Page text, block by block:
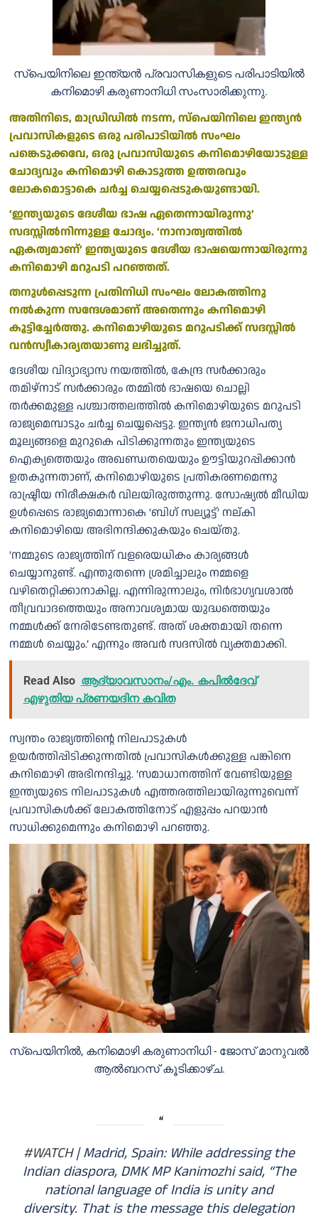
സ്‌പെയിനിലെ ഇന്ത്യന്‍ പ്രവാസികളുടെ പരിപാടിയില്‍
കനിമൊഴി കരുണാനിധി സംസാരിക്കുന്നു.
അതിനിടെ, മാഡ്രിഡില്‍ നടന്ന, സ്‌പെയിനിലെ ഇന്ത്യന്‍
പ്രവാസികളുടെ ഒരു പരിപാടിയില്‍ സംഘം
പങ്കെടുക്കവേ, ഒരു പ്രവാസിയുടെ കനിമൊഴിയോടുള്ള
ചോദ്യവും കനിമൊഴി കൊടുത്ത ഉത്തരവും
ലോകമൊട്ടാകെ ചർച്ച ചെയ്യപ്പെടുകയുണ്ടായി.
‘ഇന്ത്യയുടെ ദേശീയ ഭാഷ ഏതെന്നായിരുന്നു’
സദസ്സില്‍നിന്നുള്ള ചോദ്യം. ‘നാനാത്വത്തില്‍
ഏകത്വമാണ്’ ഇന്ത്യയുടെ ദേശീയ ഭാഷയെന്നായിരുന്നു
കനിമൊഴി മറുപടി പറഞ്ഞത്.
തനുൾപ്പെടുന്ന പ്രതിനിധി സംഘം ലോകത്തിനു
നല്‍കുന്ന സന്ദേശമാണ് അതെന്നും കനിമൊഴി
കൂട്ടിച്ചേര്‍ത്തു. കനിമൊഴിയുടെ മറുപടിക്ക് സദസ്സില്‍
വന്‍സ്വീകാര്യതയാണു ലഭിച്ചുത്.
ദേശീയ വിദ്യാഭ്യാസ നയത്തിൽ, കേന്ദ്ര സര്‍ക്കാരും
തമിഴ്നാട് സര്‍ക്കാരും തമ്മിൽ ഭാഷയെ ചൊല്ലി
തര്‍ക്കമുള്ള പശ്ചാത്തലത്തിൽ കനിമൊഴിയുടെ മറുപടി
രാജ്യമെമ്പാടും ചർച്ച ചെയ്യപ്പെട്ടു. ഇന്ത്യൻ ജനാധിപത്യ
മൂല്യങ്ങളെ മുറുകെ പിടിക്കുന്നതും ഇന്ത്യയുടെ
ഐക്യത്തെയും അഖണ്ഡതയെയും ഊട്ടിയുറപ്പിക്കാൻ
ഉതകുന്നതാണ്, കനിമൊഴിയുടെ പ്രതികരണമെന്നു
രാഷ്ട്രീയ നിരീക്ഷകർ വിലയിരുത്തുന്നു. സോഷ്യൽ മീഡിയ
ഉൾപ്പെടെ രാജ്യമൊന്നാകെ ‘ബിഗ് സല്യൂട്ട്’ നല്കി
കനിമൊഴിയെ അഭിനന്ദിക്കുകയും ചെയ്തു.
‘നമ്മുടെ രാജ്യത്തിന് വളരെയധികം കാര്യങ്ങള്‍
ചെയ്യാനുണ്ട്. എന്തുതന്നെ ശ്രമിച്ചാലും നമ്മളെ
വഴിതെറ്റിക്കാനാകില്ല. എന്നിരുന്നാലും, നിര്‍ഭാഗ്യവശാല്‍
തീവ്രവാദത്തെയും അനാവശ്യമായ യുദ്ധത്തെയും
നമ്മള്‍ക്ക് നേരിടേണ്ടതുണ്ട്. അത് ശക്തമായി തന്നെ
നമ്മള്‍ ചെയ്യും.’ എന്നും അവര്‍ സദസിൽ വ്യക്തമാക്കി.
Read Also ആദ്യാവസാനം/എം. കപിൽദേവ്
എഴുതിയ പ്രണയദിന കവിത
സ്വന്തം രാജ്യത്തിന്റെ നിലപാടുകൾ
ഉയർത്തിപ്പിടിക്കുന്നതിൽ പ്രവാസികൾക്കുള്ള പങ്കിനെ
കനിമൊഴി അഭിനന്ദിച്ചു. ‘സമാധാനത്തിന് വേണ്ടിയുള്ള
ഇന്ത്യയുടെ നിലപാടുകൾ എത്തരത്തിലായിരുന്നുവെന്ന്
പ്രവാസികൾക്ക് ലോകത്തിനോട് എളുപ്പം പറയാൻ
സാധിക്കുമെന്നും കനിമൊഴി പറഞ്ഞു.
സ്‌പെയിനില്‍, കനിമൊഴി കരുണാനിധി - ജോസ് മാനുവല്‍
ആല്‍ബറസ് കൂടിക്കാഴ്ച.
#WATCH| Madrid, Spain: While addressing the
Indian diaspora, DMK MP Kanimozhi said, “The
national language of India is unity and
diversity. That is the message this delegation